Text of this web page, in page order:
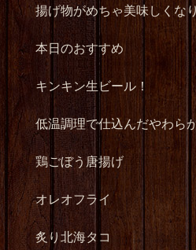
揚げ物がめちゃ美味しくな
本日のおすすめ
キンキン生ビール！
低温調理で仕込んだやわら
鶏ごぼう唐揚げ
オレオフライ
炙り北海タコ